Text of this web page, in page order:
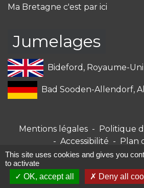
Ma Bretagne c'est par ici
Jumelages
Bideford, Royaume-Uni
Bad Sooden-Allendorf,
Mentions légales - Politique
- Accessibilité - Plan
Gestion des
Site créé en partenariat avec
This site uses cookies and gives you
to activate
OK, accept all
Deny all